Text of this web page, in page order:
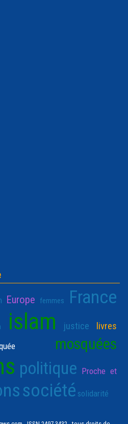
Europe femmes France
islam justice livres
mosquées
politique Proche et
société solidarité